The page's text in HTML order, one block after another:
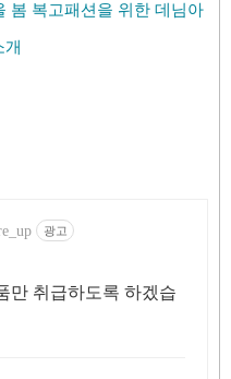
봄 복고패션을 위한 데님아
개
광고
만 취급하도록 하겠습